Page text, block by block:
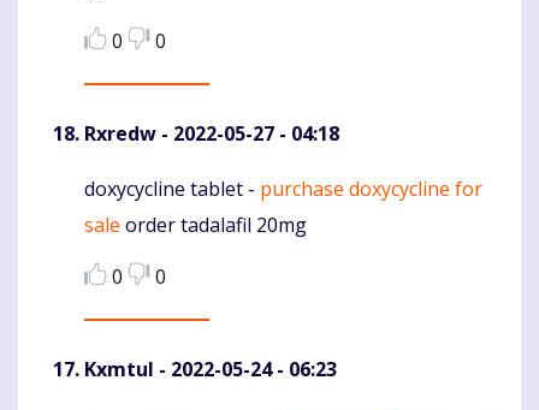
0
0
Rxredw - 2022-05-27 - 04:18
Komentaras
doxycycline tablet - purchase doxycycline for
sale order tadalafil 20mg
0
0
Kxmtul - 2022-05-24 - 06:23